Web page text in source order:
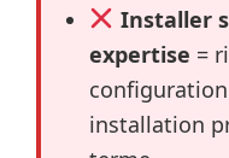
Installer
expertise =
installation